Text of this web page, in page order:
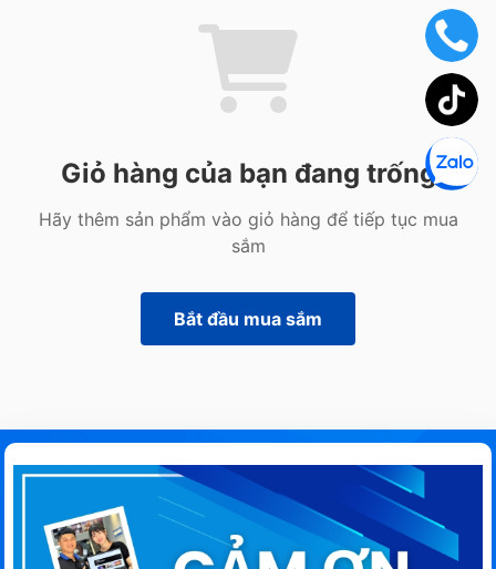
Giỏ hàng của bạn đang trống
Hãy thêm sản phẩm vào giỏ hàng để tiếp tục mua
sắm
Bắt đầu mua sắm